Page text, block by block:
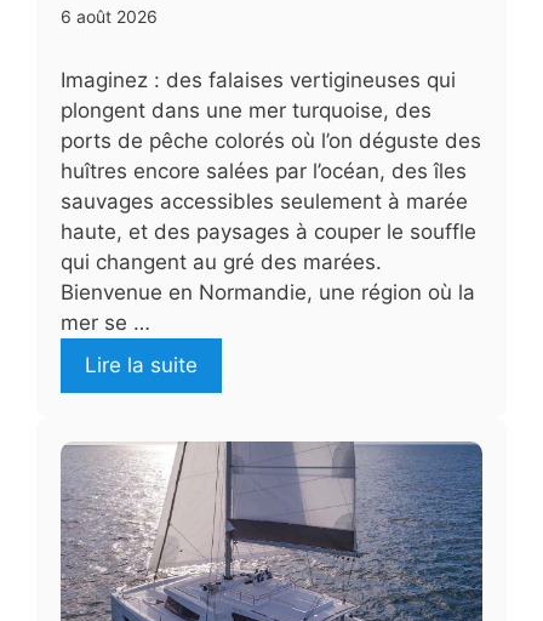
6 août 2026
Imaginez : des falaises vertigineuses qui
plongent dans une mer turquoise, des
ports de pêche colorés où l’on déguste des
huîtres encore salées par l’océan, des îles
sauvages accessibles seulement à marée
haute, et des paysages à couper le souffle
qui changent au gré des marées.
Bienvenue en Normandie, une région où la
mer se …
Lire la suite